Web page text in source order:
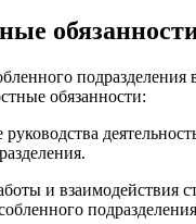
подразделения
обязанности:
и взаимодействия